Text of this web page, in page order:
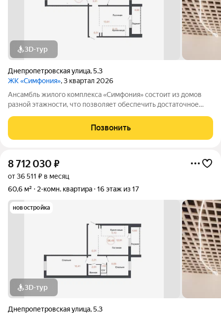
3D-тур
Днепропетровская улица,5.3
ЖК «Симфония», 3 квартал 2026
Ансамбль жилого комплекса «Симфония» состоит из домов
разной этажности, что позволяет обеспечить достаточное
времени и предлагаем квартиры с уже готовой базовой
отделкой. Заезжайте и живите! ЖК
Позвонить
8 712 030 ₽
от 36 511 ₽ в месяц
60,6 м²
2-комн. квартира 16 этаж из 17
новостройка
3D-тур
Днепропетровская улица,5.3